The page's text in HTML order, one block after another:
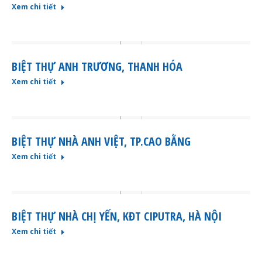
Xem chi tiết
BIỆT THỰ ANH TRƯƠNG, THANH HÓA
Xem chi tiết
BIỆT THỰ NHÀ ANH VIỆT, TP.CAO BẰNG
Xem chi tiết
BIỆT THỰ NHÀ CHỊ YẾN, KĐT CIPUTRA, HÀ NỘI
Xem chi tiết